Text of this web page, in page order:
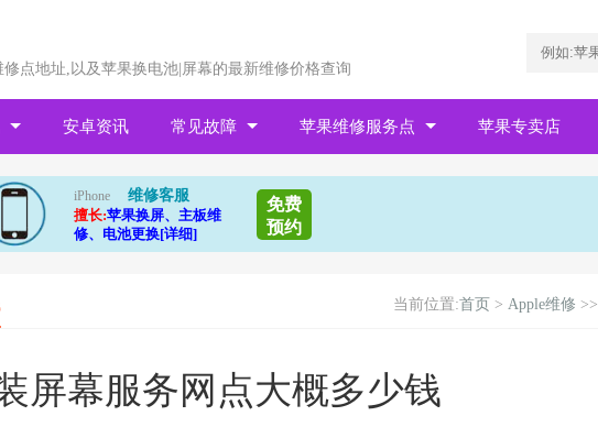
点地址,以及苹果换电池|屏幕的最新维修价格查询
安卓资讯 常见故障 苹果维修服务点 苹果专卖店
iPhone
维修客服
擅长:苹果换屏、主板维
修、电池更换[详细]
免费
预约
当前位置:首页 > Apple维修 >>
屏幕服务网点大概多少钱